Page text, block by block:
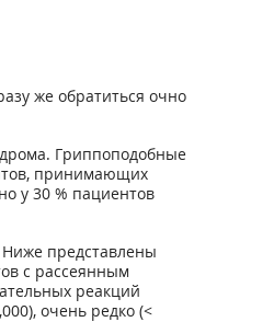
же обратиться очно
Гриппоподобные
принимающих
у 30 % пациентов
представлены
с рассеянным
реакций
очень редко (<